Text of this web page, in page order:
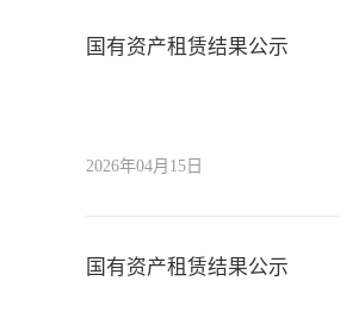
国有资产租赁结果公示
2026年04月15日
国有资产租赁结果公示